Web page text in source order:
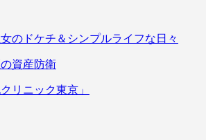
のドケチ＆シンプルライフな日々
資産防衛
リニック東京」